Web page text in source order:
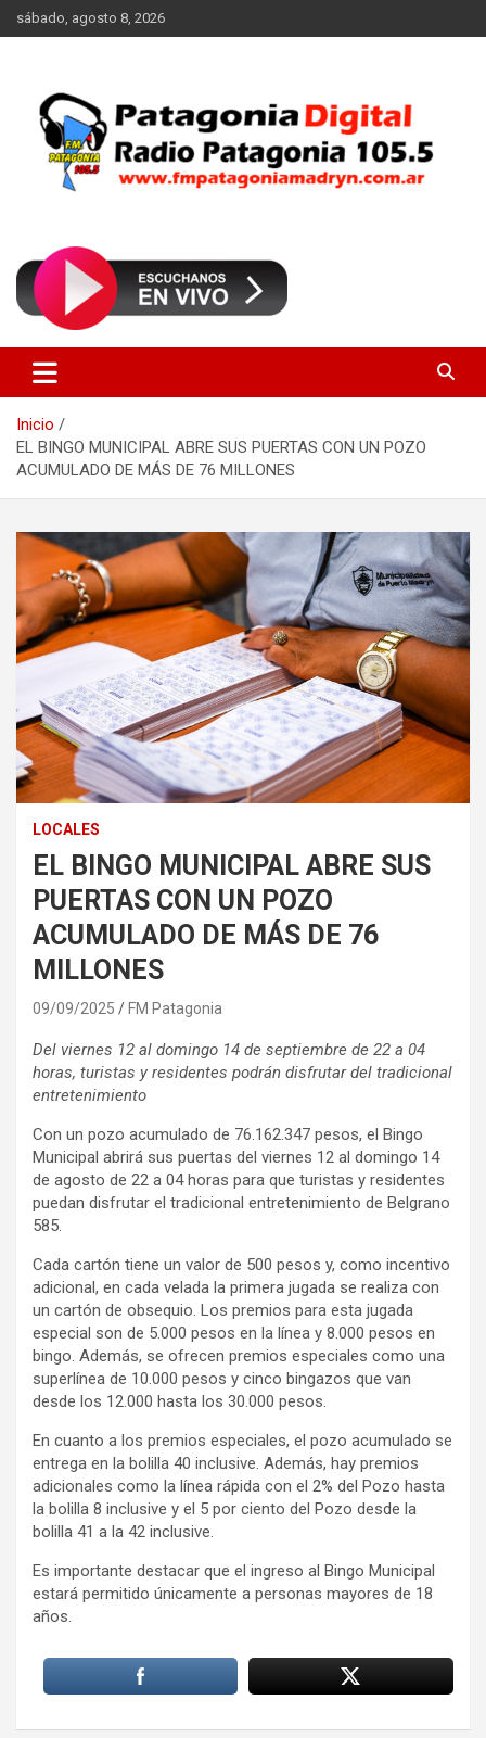
Saltar
al
sábado, agosto 8, 2026
FM Patagonia Madryn
Inicio
EL BINGO MUNICIPAL ABRE SUS PUERTAS CON UN POZO
ACUMULADO DE MÁS DE 76 MILLONES
LOCALES
EL BINGO MUNICIPAL ABRE SUS
PUERTAS CON UN POZO
ACUMULADO DE MÁS DE 76
MILLONES
09/09/2025 FM Patagonia
Del viernes 12 al domingo 14 de septiembre de 22 a 04
horas, turistas y residentes podrán disfrutar del tradicional
entretenimiento
Con un pozo acumulado de 76.162.347 pesos, el Bingo
Municipal abrirá sus puertas del viernes 12 al domingo 14
de agosto de 22 a 04 horas para que turistas y residentes
puedan disfrutar el tradicional entretenimiento de Belgrano
585.
Cada cartón tiene un valor de 500 pesos y, como incentivo
adicional, en cada velada la primera jugada se realiza con
un cartón de obsequio. Los premios para esta jugada
especial son de 5.000 pesos en la línea y 8.000 pesos en
bingo. Además, se ofrecen premios especiales como una
superlínea de 10.000 pesos y cinco bingazos que van
desde los 12.000 hasta los 30.000 pesos.
En cuanto a los premios especiales, el pozo acumulado se
entrega en la bolilla 40 inclusive. Además, hay premios
adicionales como la línea rápida con el 2% del Pozo hasta
la bolilla 8 inclusive y el 5 por ciento del Pozo desde la
bolilla 41 a la 42 inclusive.
Es importante destacar que el ingreso al Bingo Municipal
estará permitido únicamente a personas mayores de 18
años.